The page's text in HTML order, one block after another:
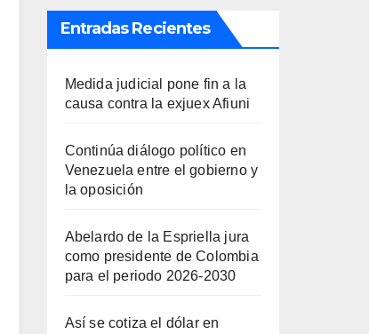
Entradas Recientes
Medida judicial pone fin a la
causa contra la exjuex Afiuni
Continúa diálogo político en
Venezuela entre el gobierno y
la oposición
Abelardo de la Espriella jura
como presidente de Colombia
para el periodo 2026-2030
Así se cotiza el dólar en